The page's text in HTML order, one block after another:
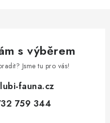
s výběrem
Jsme tu pro vás!
fauna.cz
759 344